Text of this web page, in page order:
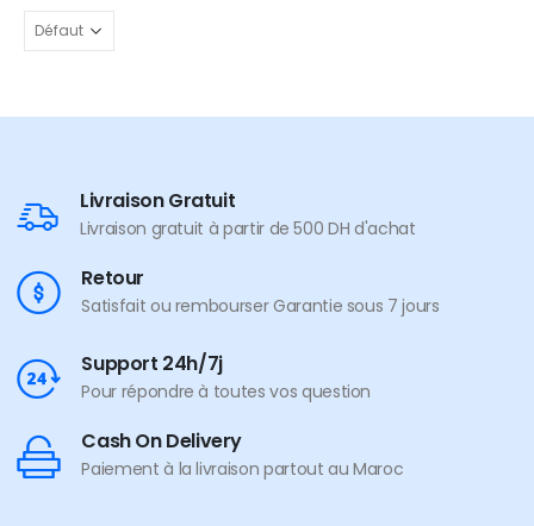
Livraison Gratuit
Livraison gratuit à partir de 500 DH d'achat
Retour
Satisfait ou rembourser Garantie sous 7 jours
Support 24h/7j
Pour répondre à toutes vos question
Cash On Delivery
Paiement à la livraison partout au Maroc